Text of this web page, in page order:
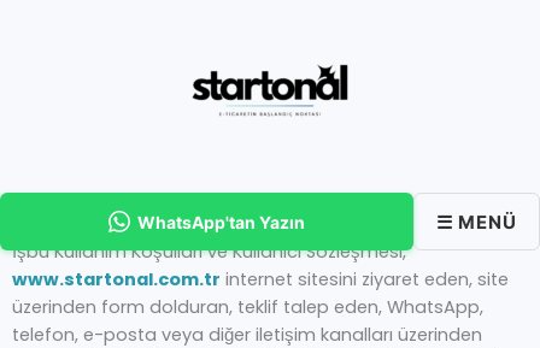
WhatsApp'tan Yazın ☰ MENÜ
İşbu Kullanım Koşulları ve Kullanıcı Sözleşmesi,
www.startonal.com.tr internet sitesini ziyaret eden, site
üzerinden form dolduran, teklif talep eden, WhatsApp,
telefon, e-posta veya diğer iletişim kanalları üzerinden